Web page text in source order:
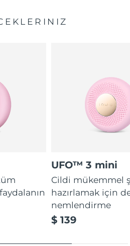
UFO™ 3 mini
Cildi mükemmel
hazırlamak için
nemlendirme
$ 139